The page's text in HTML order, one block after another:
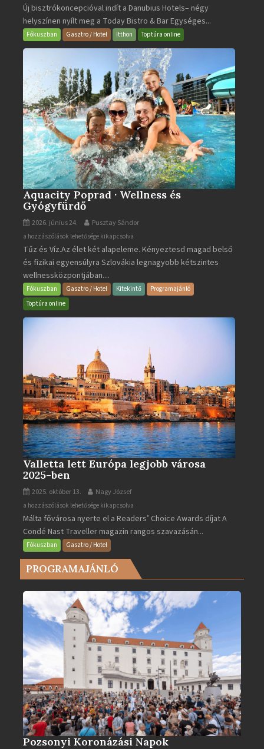
Bistro
&
Bar
Új bisztrókoncepcióval indít a Danubius Hotels– négy
helyszínen nyílt meg a Today Bistro & Bar Egységes...
Fókuszban Gasztro / Hotel Itthon Toptúra online
Aquacity Poprad · Wellness és
Gyógyfürdő
2026. június 24. Pusztay Sándor
Aquacity
Poprad
·
Wellness
és
Gyógyfürdő
a hozzászólások lehetősége kikapcsolva
Tűz és Víz.Az élet két alapeleme. Kényeztesd magad belső
és fizikai egyensúlyra Szlovákia legnagyobb kétszintes
wellnessközpontjában....
Fókuszban Gasztro / Hotel Kitekintő
Programajánló
Toptúra online
Valletta lett Európa legjobb városa
2025-ben
2025. október 13. Nagy József
Valletta
lett
Európa
legjobb
városa
2025-
bejegyzéshez
a hozzászólások lehetősége kikapcsolva
Málta fővárosa nyerte el a Readers’ Choice Awards díjat A
Condé Nast Traveller magazin rangos szavazásán...
Fókuszban Gasztro / Hotel
PROGRAMAJÁNLÓ
Pozsonyi Koronázási Napok